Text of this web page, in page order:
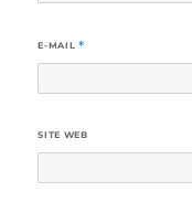
E-MAIL *
SITE WEB